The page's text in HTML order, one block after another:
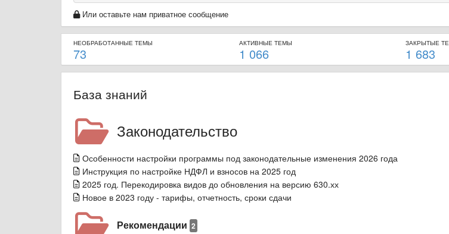
Или оставьте нам приватное сообщение
НЕОБРАБОТАННЫЕ ТЕМЫ
73
АКТИВНЫЕ ТЕМЫ
1 066
ЗАКРЫТЫЕ
1 683
База знаний
Законодательство
Особенности настройки программы под законодательные изменения 2026 года
Инструкция по настройке НДФЛ и взносов на 2025 год
2025 год. Перекодировка видов до обновления на версию 630.хх
Новое в 2023 году - тарифы, отчетность, сроки сдачи
Рекомендации 2